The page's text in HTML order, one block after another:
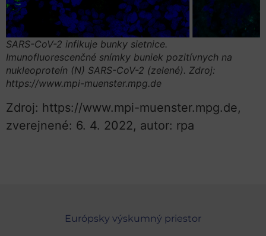
SARS-CoV-2 infikuje bunky sietnice.
Imunofluorescenčné snímky buniek pozitívnych na
nukleoproteín (N) SARS-CoV-2 (zelené). Zdroj:
https://www.mpi-muenster.mpg.de
Zdroj: https://www.mpi-muenster.mpg.de,
zverejnené: 6. 4. 2022, autor: rpa
Európsky výskumný priestor